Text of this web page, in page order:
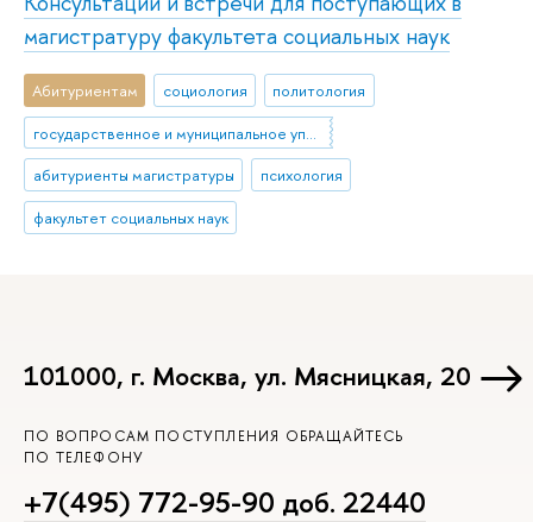
магистратуру факультета социальных наук
Абитуриентам социология
политология
абитуриенты магистратуры
психология
факультет социальных наук
101000, г. Москва, ул. Мясницкая, 20
ПО ВОПРОСАМ ПОСТУПЛЕНИЯ ОБРАЩАЙТЕСЬ
ПО ТЕЛЕФОНУ
+7(495) 772-95-90 доб. 22440